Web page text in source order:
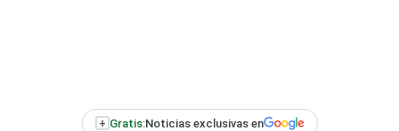
+ Gratis:Noticias exclusivas en